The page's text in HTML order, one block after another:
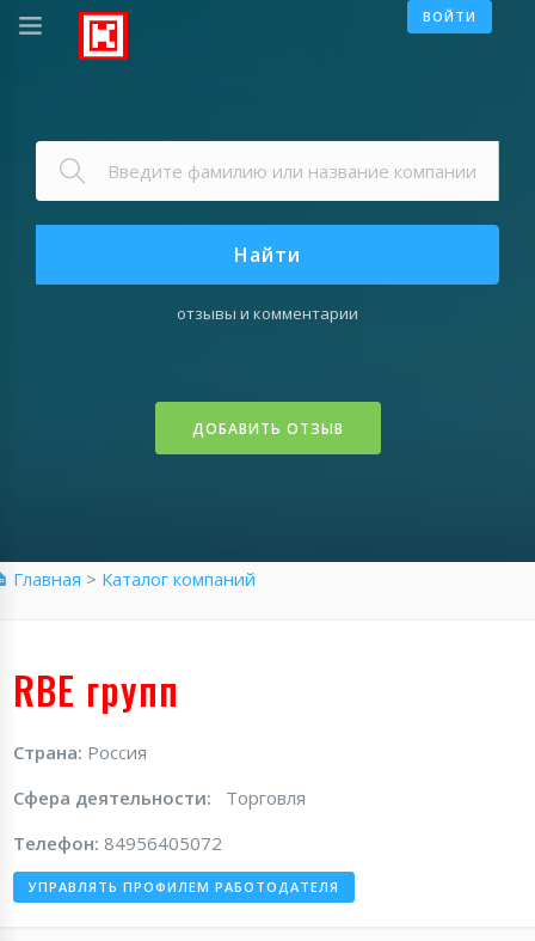
ВОЙТИ
Найти
отзывы и комментарии
ДОБАВИТЬ ОТЗЫВ
Главная > Каталог компаний
RBE групп
Страна: Россия
Сфера деятельности: Торговля
Телефон: 84956405072
УПРАВЛЯТЬ ПРОФИЛЕМ РАБОТОДАТЕЛЯ